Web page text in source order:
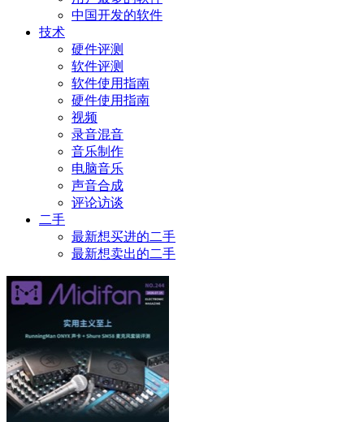
中国开发的软件
技术
硬件评测
软件评测
软件使用指南
硬件使用指南
视频
录音混音
音乐制作
电脑音乐
声音合成
评论访谈
二手
最新想买进的二手
最新想卖出的二手